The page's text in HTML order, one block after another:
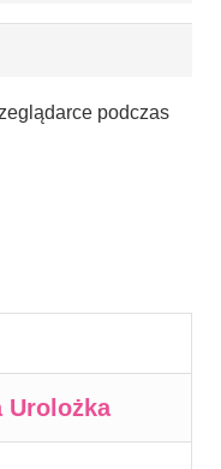
podczas
Urolożka